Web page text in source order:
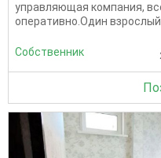
управляющая компания,
оперативно.Один взрослый...
Собственник